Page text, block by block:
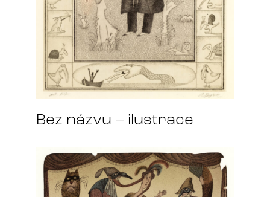
Bez názvu – ilustrace